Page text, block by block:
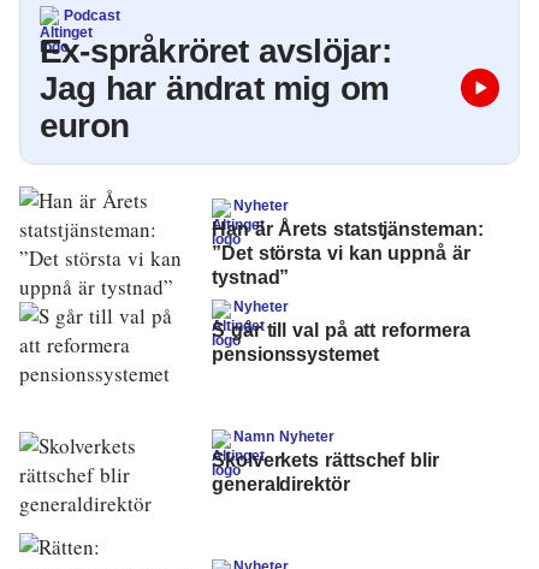
Podcast
Ex-språkröret avslöjar:
Jag har ändrat mig om
euron
Nyheter
Han är Årets statstjänsteman:
”Det största vi kan uppnå är
tystnad”
Nyheter
S går till val på att reformera
pensionssystemet
Namn Nyheter
Skolverkets rättschef blir
generaldirektör